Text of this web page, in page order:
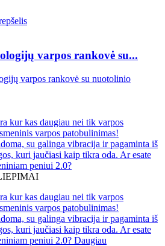
varpos rankovė su...
kur kas daugiau nei tik varpos
varpos patobulinimas!
su galinga vibracija ir pagaminta iš
kuri jaučiasi kaip tikra oda. Ar esate
peniui 2.0?
kur kas daugiau nei tik varpos
varpos patobulinimas!
su galinga vibracija ir pagaminta iš
kuri jaučiasi kaip tikra oda. Ar esate
peniui 2.0? Daugiau